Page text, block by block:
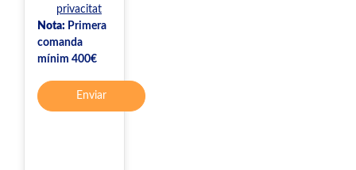
privacitat
Nota: Primera
comanda
mínim 400€
Enviar